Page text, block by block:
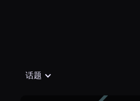
话题